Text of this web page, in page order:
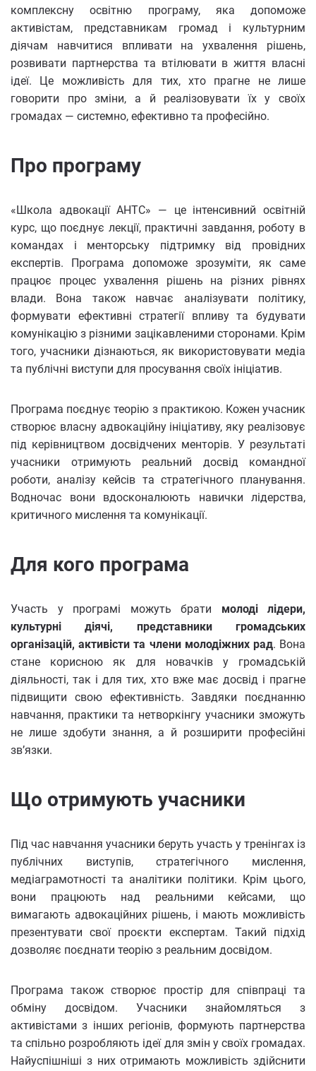
комплексну освітню програму, яка допоможе
активістам, представникам громад і культурним
діячам навчитися впливати на ухвалення рішень,
розвивати партнерства та втілювати в життя власні
ідеї. Це можливість для тих, хто прагне не лише
говорити про зміни, а й реалізовувати їх у своїх
громадах — системно, ефективно та професійно.
Про програму
«Школа адвокації АНТС» — це інтенсивний освітній
курс, що поєднує лекції, практичні завдання, роботу в
командах і менторську підтримку від провідних
експертів. Програма допоможе зрозуміти, як саме
працює процес ухвалення рішень на різних рівнях
влади. Вона також навчає аналізувати політику,
формувати ефективні стратегії впливу та будувати
комунікацію з різними зацікавленими сторонами. Крім
того, учасники дізнаються, як використовувати медіа
та публічні виступи для просування своїх ініціатив.
Програма поєднує теорію з практикою. Кожен учасник
створює власну адвокаційну ініціативу, яку реалізовує
під керівництвом досвідчених менторів. У результаті
учасники отримують реальний досвід командної
роботи, аналізу кейсів та стратегічного планування.
Водночас вони вдосконалюють навички лідерства,
критичного мислення та комунікації.
Для кого програма
Участь у програмі можуть брати молоді лідери,
культурні діячі, представники громадських
організацій, активісти та члени молодіжних рад. Вона
стане корисною як для новачків у громадській
діяльності, так і для тих, хто вже має досвід і прагне
підвищити свою ефективність. Завдяки поєднанню
навчання, практики та нетворкінгу учасники зможуть
не лише здобути знання, а й розширити професійні
зв’язки.
Що отримують учасники
Під час навчання учасники беруть участь у тренінгах із
публічних виступів, стратегічного мислення,
медіаграмотності та аналітики політики. Крім цього,
вони працюють над реальними кейсами, що
вимагають адвокаційних рішень, і мають можливість
презентувати свої проєкти експертам. Такий підхід
дозволяє поєднати теорію з реальним досвідом.
Програма також створює простір для співпраці та
обміну досвідом. Учасники знайомляться з
активістами з інших регіонів, формують партнерства
та спільно розробляють ідеї для змін у своїх громадах.
Найуспішніші з них отримають можливість здійснити